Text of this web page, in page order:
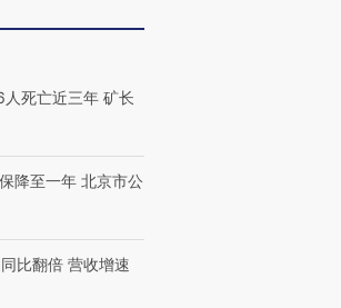
视线｜极端高温致多瑙河
死亡近三年 矿长
降至一年 北京市公
比翻倍 营收增速